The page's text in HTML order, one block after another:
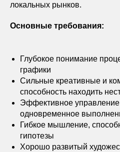
локальных рынков.
Основные требования:
Глубокое понимание
графики
Сильные креативные и
способность находить
Эффективное
одновременное
Гибкое мышление,
гипотезы
Хорошо развитый